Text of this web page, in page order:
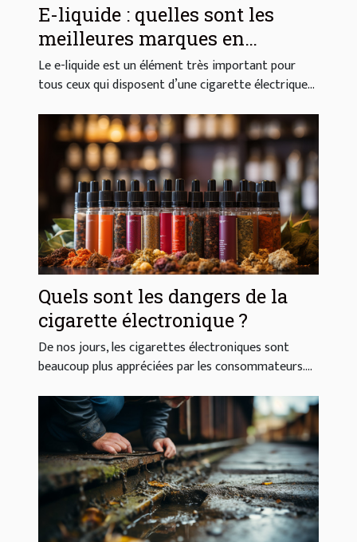
E-liquide : quelles sont les
meilleures marques en
France ?
Le e-liquide est un élément très important pour
tous ceux qui disposent d’une cigarette électrique...
Quels sont les dangers de la
cigarette électronique ?
De nos jours, les cigarettes électroniques sont
beaucoup plus appréciées par les consommateurs....